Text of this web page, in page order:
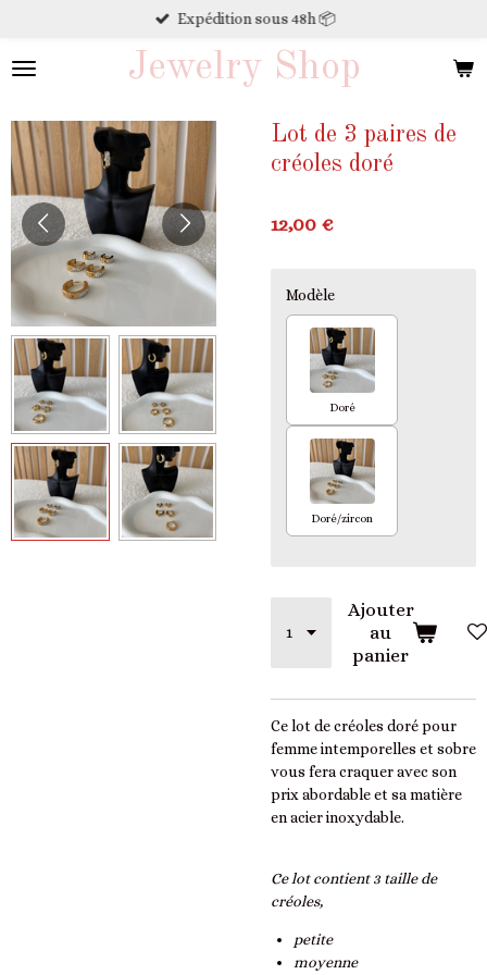
contenu
Jewelry Shop
Expédition sous 48h 📦
Lot de 3 paires de
créoles doré
12,00 €
Modèle
Doré
Doré/zircon
Ajouter
au
panier
Ce lot de créoles doré pour
femme intemporelles et sobre
vous fera craquer avec son
prix abordable et sa matière
en acier inoxydable.
Ce lot contient 3 taille de
créoles,
petite
moyenne